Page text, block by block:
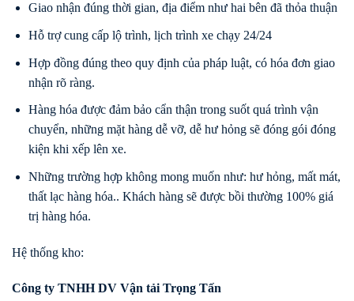
Giao nhận đúng thời gian, địa điểm như hai bên đã thỏa thuận
Hỗ trợ cung cấp lộ trình, lịch trình xe chạy 24/24
Hợp đồng đúng theo quy định của pháp luật, có hóa đơn giao
nhận rõ ràng.
Hàng hóa được đảm bảo cẩn thận trong suốt quá trình vận
chuyển, những mặt hàng dễ vỡ, dễ hư hỏng sẽ đóng gói đóng
kiện khi xếp lên xe.
Những trường hợp không mong muốn như: hư hỏng, mất mát,
thất lạc hàng hóa.. Khách hàng sẽ được bồi thường 100% giá
trị hàng hóa.
Hệ thống kho:
Công ty TNHH DV Vận tải Trọng Tấn